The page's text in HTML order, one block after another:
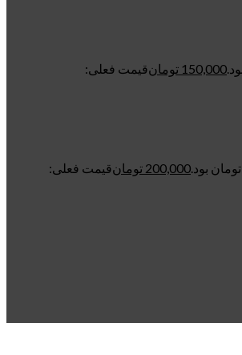
150,000 تومانقیمت فعلی:
200,000 تومانقیمت فعلی: